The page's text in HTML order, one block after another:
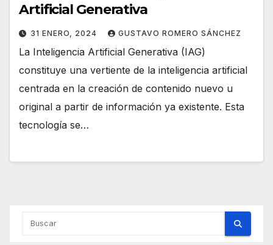
Artificial Generativa
31 ENERO, 2024 GUSTAVO ROMERO SÁNCHEZ
La Inteligencia Artificial Generativa (IAG)
constituye una vertiente de la inteligencia artificial
centrada en la creación de contenido nuevo u
original a partir de información ya existente. Esta
tecnología se…